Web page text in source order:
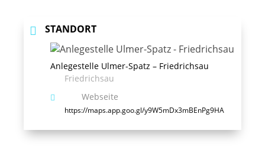
STANDORT
Anlegestelle Ulmer-Spatz – Friedrichsau
Friedrichsau
Webseite
https://maps.app.goo.gl/y9W5mDx3mBEnPg9HA